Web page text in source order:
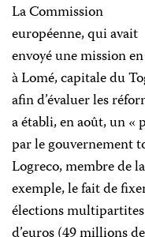
La Commission
européenne, qui avait
envoyé une mission
à Lomé, capitale du
afin d’évaluer les
a établi, en août, un «
par le gouvernement
Logreco, membre de
exemple, le fait de
élections multipartites